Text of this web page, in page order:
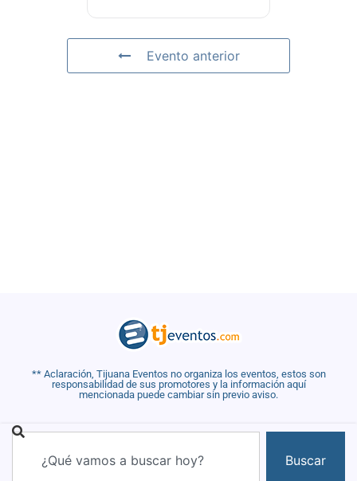
Evento anterior
** Aclaración, Tijuana Eventos no organiza los eventos, estos son
responsabilidad de sus promotores y la información aquí
mencionada puede cambiar sin previo aviso.
Buscar